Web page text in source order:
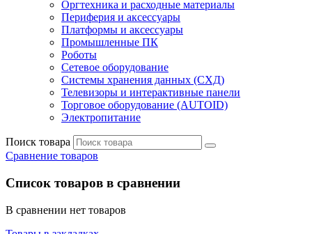
Оргтехника и расходные материалы
Периферия и аксессуары
Платформы и аксессуары
Промышленные ПК
Роботы
Сетевое оборудование
Системы хранения данных (СХД)
Телевизоры и интерактивные панели
Торговое оборудование (AUTOID)
Электропитание
Поиск товара
Сравнение товаров
Список товаров в сравнении
В сравнении нет товаров